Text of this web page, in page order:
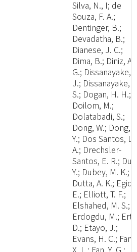
Silva, N., I; de
Souza, F. A.;
Dentinger, B.;
Devadatha, B.;
Dianese, J. C.;
Dima, B.; Diniz, A.
G.; Dissanayake,
J.; Dissanayake,
S.; Dogan, H. H.;
Doilom, M.;
Dolatabadi, S.;
Dong, W.; Dong,
Y.; Dos Santos, L.
A.; Drechsler-
Santos, E. R.; Du,
Y.; Dubey, M. K.;
Dutta, A. K.; Egidi,
E.; Elliott, T. F.;
Elshahed, M. S.;
Erdogdu, M.;
D.; Etayo, J.;
Evans, H. C.; Fan,
X. L.; Fan, Y. G.;